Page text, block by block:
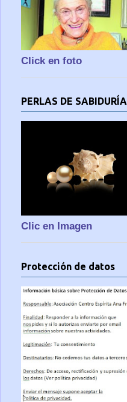
Click en foto
PERLAS DE SABIDURÍA
Clic en Imagen
Protección de datos